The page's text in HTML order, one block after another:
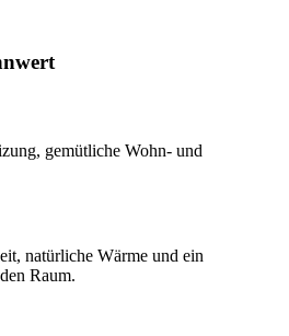
gemütliche Wohn- und
natürliche Wärme und ein
Raum.